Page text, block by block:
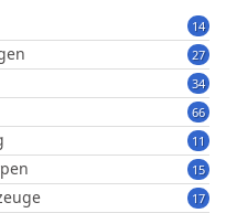
14
27
34
66
11
15
17